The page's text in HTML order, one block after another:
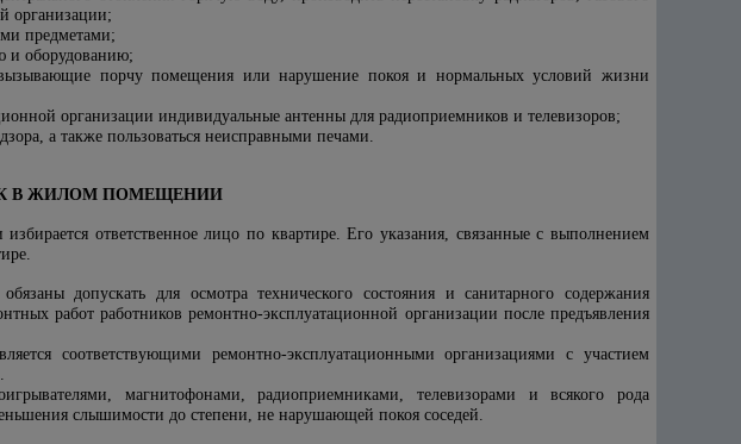
организации;
предметами;
и оборудованию;
порчу помещения или нарушение покоя и нормальных условий жизни
организации индивидуальные антенны для радиоприемников и телевизоров;
а также пользоваться неисправными печами.
В ЖИЛОМ ПОМЕЩЕНИИ
ответственное лицо по квартире. Его указания, связанные с выполнением
допускать для осмотра технического состояния и санитарного содержания
работ работников ремонтно-эксплуатационной организации после предъявления
соответствующими ремонтно-эксплуатационными организациями с участием
магнитофонами, радиоприемниками, телевизорами и всякого рода
слышимости до степени, не нарушающей покоя соседей.